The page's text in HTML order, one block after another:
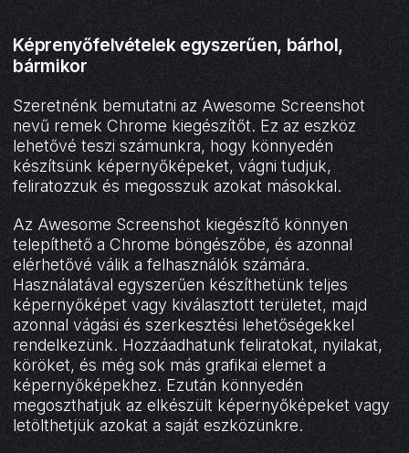
Képrenyőfelvételek egyszerűen, bárhol,
bármikor
Szeretnénk bemutatni az Awesome Screenshot
nevű remek Chrome kiegészítőt. Ez az eszköz
lehetővé teszi számunkra, hogy könnyedén
készítsünk képernyőképeket, vágni tudjuk,
feliratozzuk és megosszuk azokat másokkal.
Az Awesome Screenshot kiegészítő könnyen
telepíthető a Chrome böngészőbe, és azonnal
elérhetővé válik a felhasználók számára.
Használatával egyszerűen készíthetünk teljes
képernyőképet vagy kiválasztott területet, majd
azonnal vágási és szerkesztési lehetőségekkel
rendelkezünk. Hozzáadhatunk feliratokat, nyilakat,
köröket, és még sok más grafikai elemet a
képernyőképekhez. Ezután könnyedén
megoszthatjuk az elkészült képernyőképeket vagy
letölthetjük azokat a saját eszközünkre.